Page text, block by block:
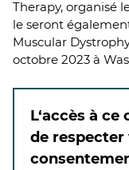
Therapy, organisé
le seront
Muscular
octobre 2023 à
L‘accès à
de